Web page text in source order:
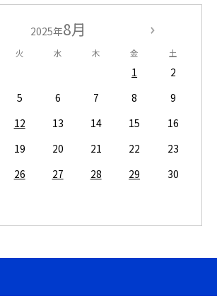
2025年8月
火 水 木 金 土
1
2
5 6 7 8
9
12 13 14 15
16
19 20 21 22
23
26 27 28 29
30